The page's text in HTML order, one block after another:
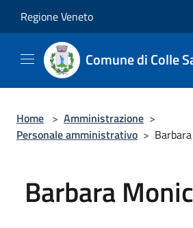
Regione Veneto
Comune di Colle
Home > Amministrazione >
Personale amministrativo >
Barbara